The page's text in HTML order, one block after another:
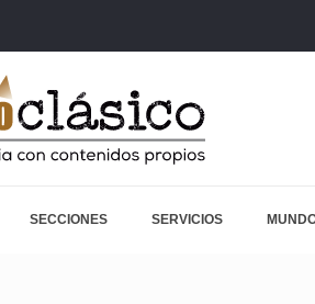
SECCIONES SERVICIOS